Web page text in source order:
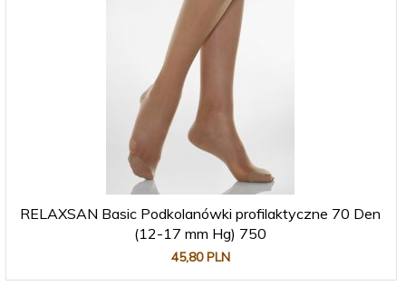
RELAXSAN Basic Podkolanówki profilaktyczne 70 Den
(12-17 mm Hg) 750
45,80 PLN